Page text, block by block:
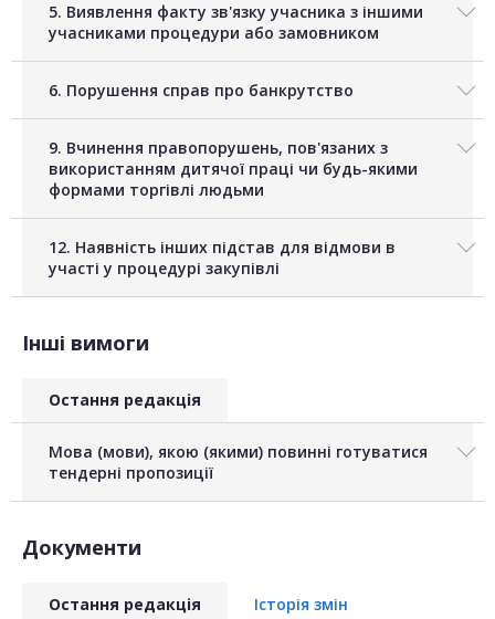
5. Виявлення факту зв'язку учасника з іншими
учасниками процедури або замовником
6. Порушення справ про банкрутство
9. Вчинення правопорушень, пов'язаних з
використанням дитячої праці чи будь-якими
формами торгівлі людьми
12. Наявність інших підстав для відмови в
участі у процедурі закупівлі
Інші вимоги
Остання редакція
Мова (мови), якою (якими) повинні готуватися
тендерні пропозиції
Документи
Остання редакція Історія змін